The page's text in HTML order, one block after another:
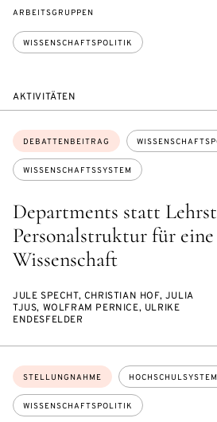
ARBEITSGRUPPEN
WISSENSCHAFTSPOLITIK
AKTIVITÄTEN
Departments statt
Personalstruktur für
Wissenschaft
Themen:
DEBATTENBEITRAG
WISSENSCHAFTSSYSTEM
JULE SPECHT, CHRISTIAN HOF, JULIA
TJUS, WOLFRAM PERNICE, ULRIKE
ENDESFELDER
Themen:
STELLUNGNAHME HOCHSCHULSYSTEM
WISSENSCHAFTSPOLITIK